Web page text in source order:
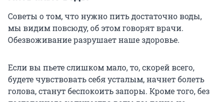
Советы о том, что нужно пить достаточно воды,
мы видим повсюду, об этом говорят врачи.
Обезвоживание разрушает наше здоровье.
Если вы пьете слишком мало, то, скорей всего,
будете чувствовать себя усталым, начнет болеть
голова, станут беспокоить запоры. Кроме того, без